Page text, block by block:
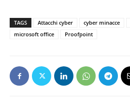
TAGS Attacchi cyber cyber minacce
microsoft office
Proofpoint